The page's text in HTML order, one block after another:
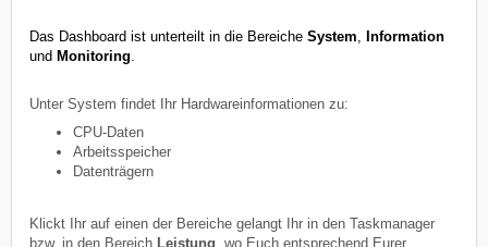
Das Dashboard ist unterteilt in die Bereiche System Information
und Monitoring
Unter System findet Ihr Hardwareinformationen zu:
CPU-Daten
Arbeitsspeicher
Datenträgern
Klickt Ihr auf einen der Bereiche gelangt Ihr in den Taskmanager
bzw. in den Bereich Leistung , wo Euch entsprechend Eurer